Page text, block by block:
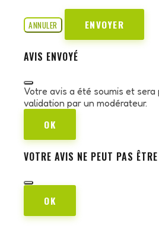
ANNULER ENVOYER
AVIS ENVOYÉ
Votre avis a été soumis et sera
validation par un modérateur.
OK
VOTRE AVIS NE PEUT PAS ÊTRE
OK